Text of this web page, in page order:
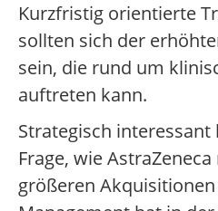
Kurzfristig orientierte
sollten sich der
sein, die rund um
auftreten kann.
Strategisch
Frage, wie
größeren